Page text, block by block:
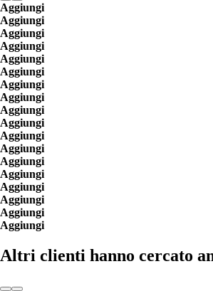
Aggiungi
Aggiungi
Aggiungi
Aggiungi
Aggiungi
Aggiungi
Aggiungi
Aggiungi
Aggiungi
Aggiungi
Aggiungi
Aggiungi
Aggiungi
Aggiungi
Aggiungi
Aggiungi
Aggiungi
Aggiungi
Altri clienti hanno cercato